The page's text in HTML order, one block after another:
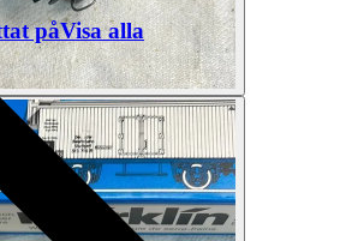
påVisa alla